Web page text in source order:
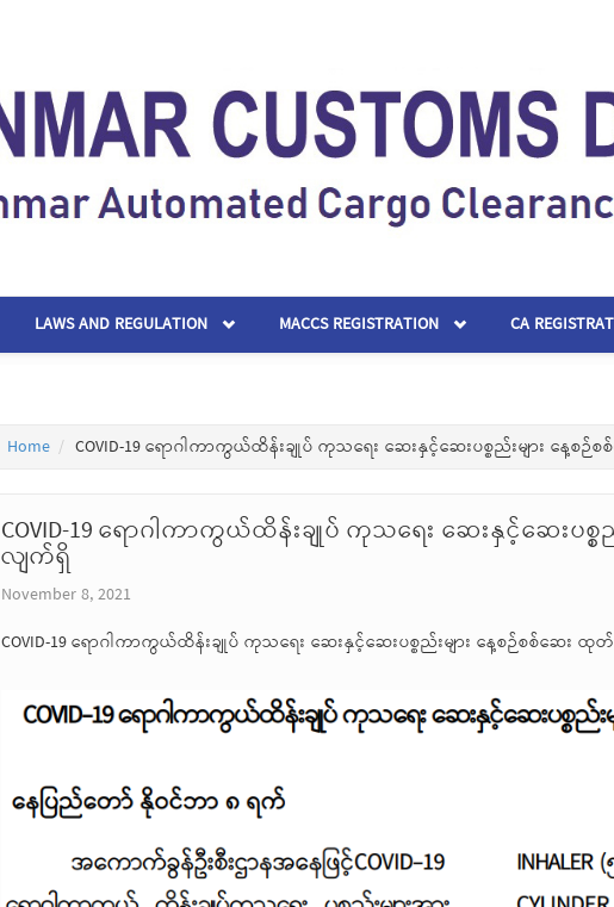
LAWS AND REGULATION MACCS REGISTRATION CA
Home COVID-19 ရောဂါကာကွယ်ထိန်းချုပ် ကုသရေး ဆေးနှင့်ဆေးပစ္စည်းများ နေ့စ
COVID-19 ရောဂါကာကွယ်ထိန်းချုပ် ကုသရေး ဆေးနှင့်ဆေးပစ္
လျက်ရှိ
November 8, 2021
COVID-19 ရောဂါကာကွယ်ထိန်းချုပ် ကုသရေး ဆေးနှင့်ဆေးပစ္စည်းများ နေ့စဉ်စစ်ဆေး ထု